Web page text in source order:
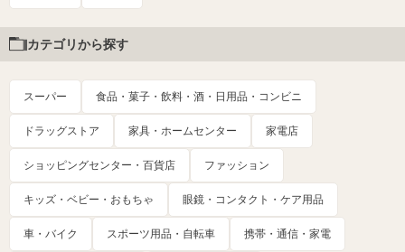
カテゴリから探す
スーパー 食品・菓子・飲料・酒・日用品・コンビニ
ドラッグストア 家具・ホームセンター 家電店
ショッピングセンター・百貨店 ファッション
キッズ・ベビー・おもちゃ 眼鏡・コンタクト・ケア用品
車・バイク スポーツ用品・自転車 携帯・通信・家電